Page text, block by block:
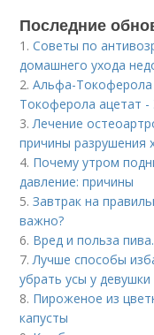
Последние
1.Советы по
домашнего ухода
2.Альфа-Токоферола
Токоферола ацетат -
3. Лечение
причины разрушения
4. Почему утром
давление: причины
5.Завтрак на
важно?
6. Вред и польза
7. Лучше способы
убрать усы у
8. Пироженое из
капусты